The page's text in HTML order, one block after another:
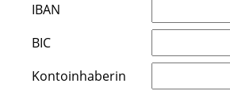
IBAN
BIC
Kontoinhaberin